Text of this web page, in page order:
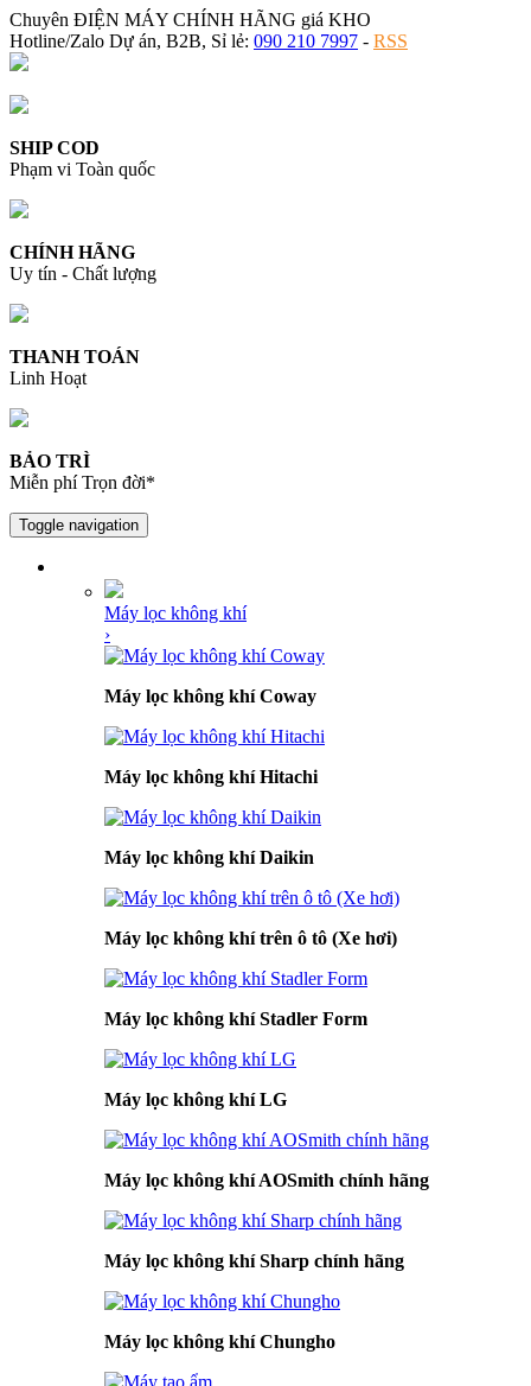
Chuyên ĐIỆN MÁY CHÍNH HÃNG giá KHO
Hotline/Zalo Dự án, B2B, Sỉ lẻ: 090 210 7997 - RSS
SHIP COD
Phạm vi Toàn quốc
CHÍNH HÃNG
Uy tín - Chất lượng
THANH TOÁN
Linh Hoạt
BẢO TRÌ
Miễn phí Trọn đời*
Toggle navigation
Máy lọc không khí
›
Máy lọc không khí Coway
Máy lọc không khí Hitachi
Máy lọc không khí Daikin
Máy lọc không khí trên ô tô (Xe hơi)
Máy lọc không khí Stadler Form
Máy lọc không khí LG
Máy lọc không khí AOSmith chính hãng
Máy lọc không khí Sharp chính hãng
Máy lọc không khí Chungho